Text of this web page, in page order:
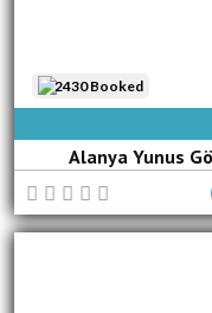
Alanya Yunus
2430 Booked